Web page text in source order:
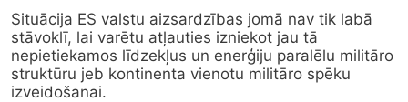
Situācija ES valstu aizsardzības jomā nav tik labā
stāvoklī, lai varētu atļauties izniekot jau tā
nepietiekamos līdzekļus un enerģiju paralēlu militāro
struktūru jeb kontinenta vienotu militāro spēku
izveidošanai.